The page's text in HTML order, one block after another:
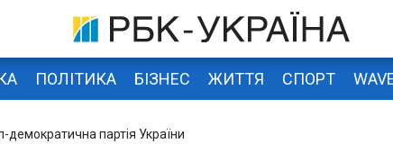
ПОЛІТИКА БІЗНЕС ЖИТТЯ СПОРТ
демократична партія України